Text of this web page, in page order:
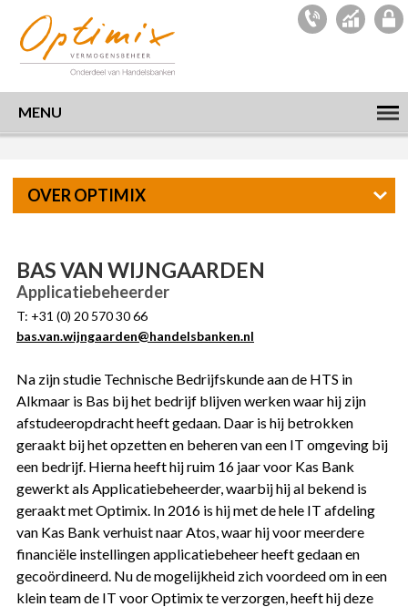
MENU
OVER OPTIMIX
BAS VAN WIJNGAARDEN
Applicatiebeheerder
T: +31 (0) 20 570 30 66
bas.van.wijngaarden@handelsbanken.nl
Na zijn studie Technische Bedrijfskunde aan de HTS in
Alkmaar is Bas bij het bedrijf blijven werken waar hij zijn
afstudeeropdracht heeft gedaan. Daar is hij betrokken
geraakt bij het opzetten en beheren van een IT omgeving bij
een bedrijf. Hierna heeft hij ruim 16 jaar voor Kas Bank
gewerkt als Applicatiebeheerder, waarbij hij al bekend is
geraakt met Optimix. In 2016 is hij met de hele IT afdeling
van Kas Bank verhuist naar Atos, waar hij voor meerdere
financiële instellingen applicatiebeheer heeft gedaan en
gecoördineerd. Nu de mogelijkheid zich voordeed om in een
klein team de IT voor Optimix te verzorgen, heeft hij deze